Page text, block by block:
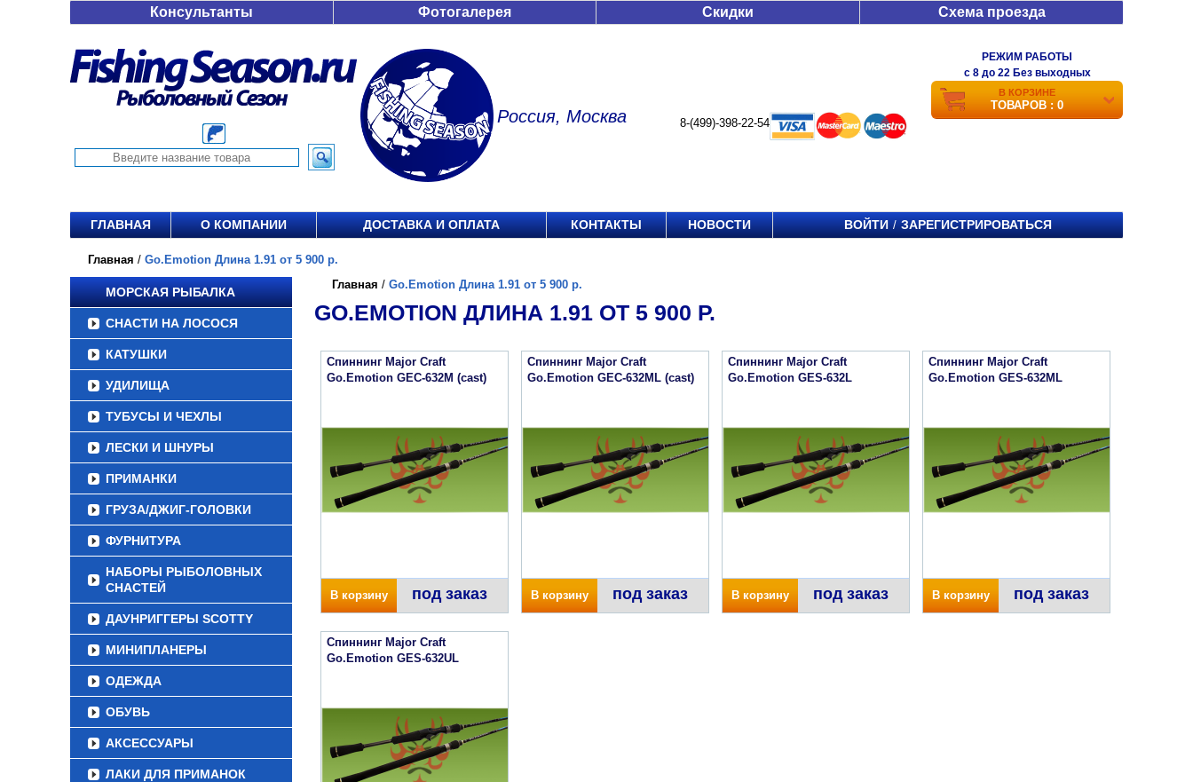
Консультанты Фотогалерея Скидки Схема проезда
Россия, Москва 8-(499)-398-22-54
РЕЖИМ РАБОТЫ
c 8 до 22 Без выходных
В КОРЗИНЕ
ТОВАРОВ : 0
ГЛАВНАЯ О КОМПАНИИ ДОСТАВКА И ОПЛАТА КОНТАКТЫ НОВОСТИ ВОЙТИ / ЗАРЕГИСТРИРОВАТЬСЯ
Главная / Go.Emotion Длина 1.91 от 5 900 р.
МОРСКАЯ РЫБАЛКА
СНАСТИ НА ЛОСОСЯ
КАТУШКИ
УДИЛИЩА
ТУБУСЫ И ЧЕХЛЫ
ЛЕСКИ И ШНУРЫ
ПРИМАНКИ
ГРУЗА/ДЖИГ-ГОЛОВКИ
ФУРНИТУРА
НАБОРЫ РЫБОЛОВНЫХ
СНАСТЕЙ
ДАУНРИГГЕРЫ SCOTTY
МИНИПЛАНЕРЫ
ОДЕЖДА
ОБУВЬ
АКСЕССУАРЫ
ЛАКИ ДЛЯ ПРИМАНОК
Главная / Go.Emotion Длина 1.91 от 5 900 р.
GO.EMOTION ДЛИНА 1.91 ОТ 5 900 Р.
Спиннинг Major Craft
Go.Emotion GEC-632M (cast)
В корзину под заказ
Спиннинг Major Craft
Go.Emotion GEC-632ML (cast)
В корзину под заказ
Спиннинг Major Craft
Go.Emotion GES-632L
В корзину под заказ
Спиннинг Major Craft
Go.Emotion GES-632ML
В корзину под заказ
Спиннинг Major Craft
Go.Emotion GES-632UL